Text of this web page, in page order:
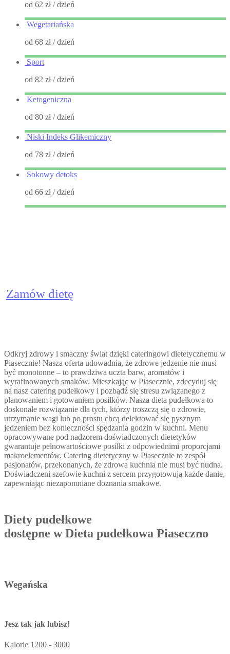
od 62 zł/ dzień
Wegetariańska
od 68 zł/ dzień
Sport
od 82 zł/ dzień
Ketogeniczna
od 80 zł/ dzień
Niski Indeks Glikemiczny
od 78 zł/ dzień
Sokowy detoks
od 66 zł/ dzień
Zamów dietę
Odkryj zdrowy i smaczny świat dzięki cateringowi dietetycznemu w
Piasecznie! Nasza oferta udowadnia, że zdrowe jedzenie nie musi
być monotonne – to prawdziwa uczta barw, aromatów i
wyrafinowanych smaków. Mieszkając w Piasecznie, zdecyduj się
na nasz catering pudełkowy i pozbądź się stresu związanego z
planowaniem i gotowaniem posiłków. Nasza dieta pudełkowa to
doskonałe rozwiązanie dla tych, którzy troszczą się o zdrowie,
utrzymanie wagi lub po prostu chcą delektować się pysznym
jedzeniem bez konieczności spędzania godzin w kuchni. Menu
opracowywane pod nadzorem doświadczonych dietetyków
gwarantuje pełnowartościowe posiłki z odpowiednimi proporcjami
makroelementów. Catering dietetyczny w Piasecznie to zespół
pasjonatów, przekonanych, że zdrowa kuchnia nie musi być nudna.
Doświadczeni szefowie kuchni z sercem przygotowują każde danie,
zapewniając niezapomniane doznania smakowe.
Diety pudełkowe
dostępne w Dieta pudełkowa Piaseczno
Wegańska
Jesz tak jak lubisz!
Kalorie 1200 - 3000